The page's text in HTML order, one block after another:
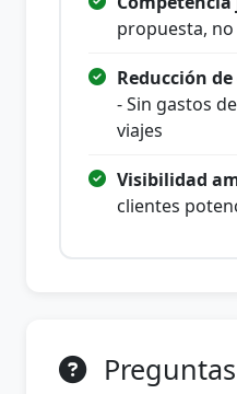
propuesta,
Reducción
- Sin gastos
viajes
Visibilidad
clientes